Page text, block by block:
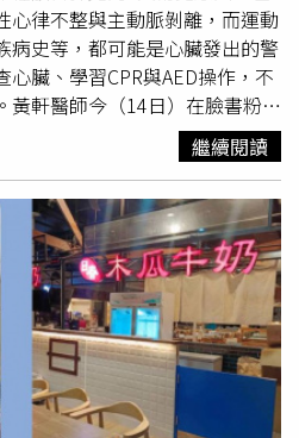
後記得跟女兒說想要位置早點
出生率還是太高了」、「我以為
要的人是常識」、「逆風男性
人在婦產科，就請讓座給在診間
認真覺得不用讓座的人，是不是
麼風險」、「懷孕後期肚子很
緊的，希望大家互相體諒」。對
，關於孕婦讓座這件事，他不理
從專業角度來說明，女性懷孕後
「值不值得你讓座自己判斷」、
大了一點而已，而是整個生理系
血液量暴增、心臟超時工作懷孕
量會比孕前增加40%到50%，心
跳每分鐘加快10到20下，這意
臟做的工都相當於在快走。2、
心律不整與主動脈剝離，而運動
病史等，都可能是心臟發出的警
臟、學習CPR與AED操作，不
黃軒醫師今（14日）在臉書粉專
男前1天才剛下班並照常到健身
是「最健康的人」，沒想到隔天
護人員趕到現場時，人已經失去
為「心因性猝死」（Sudden
指出，許多人誤以為猝死與年
早已顯示，心臟驟停並非只發生
學會（AHA）資料，每年有超過
其中相當比例發生在40歲以下
前幾乎沒有明顯徵兆。他進一步
3大原因包括：「肥厚型心肌病
增厚，運動時突然引發致命心
繼續閱讀